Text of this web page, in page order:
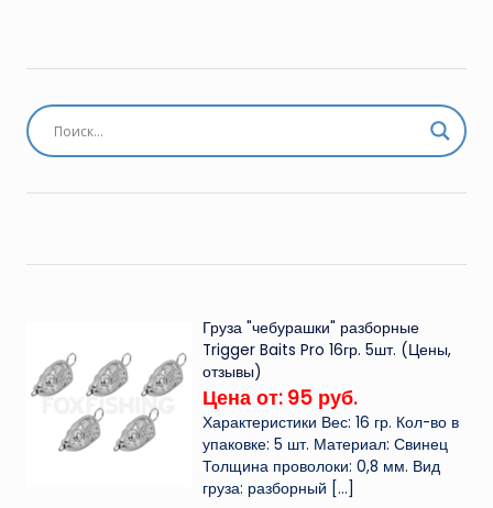
Груза "чебурашки" разборные
Trigger Baits Pro 16гр. 5шт. (Цены,
отзывы)
Цена от: 95 руб.
Характеристики Вес: 16 гр. Кол-во в
упаковке: 5 шт. Материал: Свинец
Толщина проволоки: 0,8 мм. Вид
груза: разборный […]